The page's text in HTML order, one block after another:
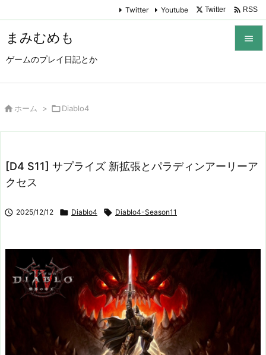
まみむめも
ゲームのプレイ日記とか

次へ
Twitter Youtube Twitter  RSS
 ホーム > Diablo4
[D4 S11] サプライズ 新拡張とパラディンアーリーア
クセス
 2025/12/12  Diablo4  Diablo4-Season11